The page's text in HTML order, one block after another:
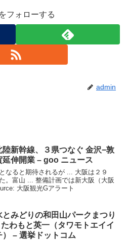
フォローする
admin
陸新幹線、３県つなぐ 金沢−敦
延伸開業 – goo ニュース
なると期待されるが ... 大阪は２９
。富山 ... 整備計画では新大阪（大阪
大阪観光Gアラート
とみどりの和田山パークまつり
わもと英一（タワモトエイイ
） – 選挙ドットコム